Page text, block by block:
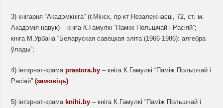
3) кнігарня “Акадэмкніга” (г.Мінск, пр-кт Незалежнасці, 72, ст. м.
Акадэмія навук) – кніга К.Гамулкі “Паміж Польшчай і Расіяй”;
кніга М.Урбана “Беларуская савецкая эліта (1966-1986): алгебра
ўлады”;
4) інтэрнэт-крамаprastora.by – кніга К.Гамулкі “Паміж Польшчай і
Расіяй”(замовіць)
5) інтэрнэт-крама knihi.by – кніга К.Гамулкі “Паміж Польшчай і